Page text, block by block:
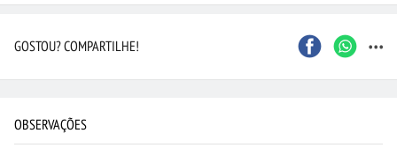
GOSTOU? COMPARTILHE! ...
OBSERVAÇÕES